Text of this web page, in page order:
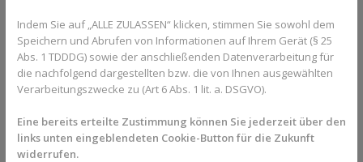
Indem Sie auf „ALLE ZULASSEN“ klicken, stimmen Sie sowohl dem
Speichern und Abrufen von Informationen auf Ihrem Gerät (§ 25
Abs. 1 TDDDG) sowie der anschließenden Datenverarbeitung für
die nachfolgend dargestellten bzw. die von Ihnen ausgewählten
Verarbeitungszwecke zu (Art 6 Abs. 1 lit. a. DSGVO).
Eine bereits erteilte Zustimmung können Sie jederzeit über den
links unten eingeblendeten Cookie-Button für die Zukunft
widerrufen.